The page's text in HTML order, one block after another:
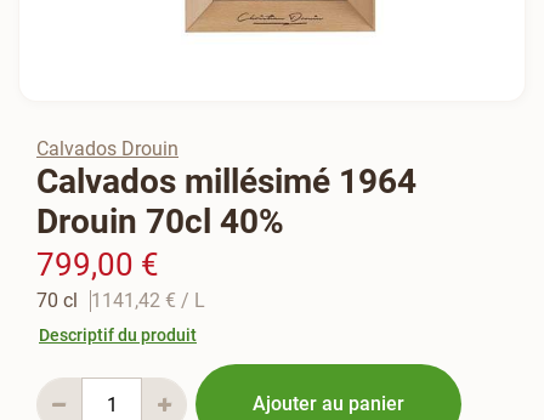
Calvados Drouin
Calvados millésimé 1964
Drouin 70cl 40%
799,00 €
70 cl 1141,42 € / L
Descriptif du produit
Ajouter au panier